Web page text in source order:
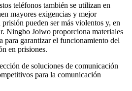
teléfonos también se utilizan en
mayores exigencias y mejor
pueden ser más violentos y, en
Ningbo Joiwo proporciona materiales
para garantizar el funcionamiento del
en prisiones.
de soluciones de comunicación
para la comunicación